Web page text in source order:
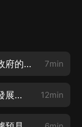
150下篇 大數據戰略 個人與政府的新機遇 大數據的交通紅利 7min
164下篇 大數據戰略 大數據發展簡史(完) 12min